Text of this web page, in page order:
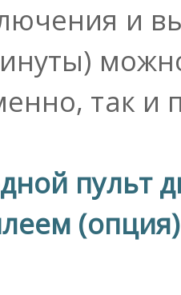
и
так и
пульт
(опция)